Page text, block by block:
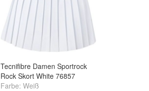
Tecnifibre Damen Sportrock
Rock Skort White 76857
Farbe: Weiß